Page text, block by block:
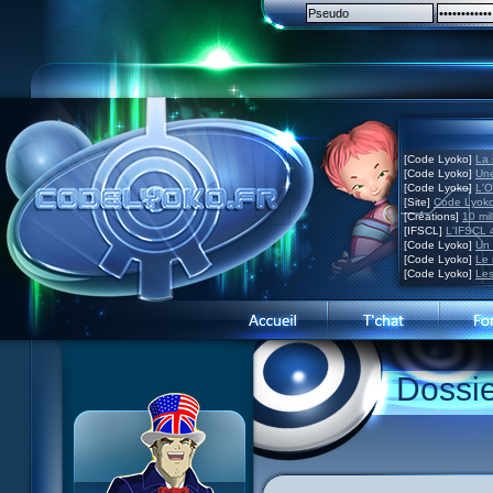
[Code Lyoko] La
[Code Lyoko]
[Code Lyoko]
[Site] Code
[Créations] 10
[IFSCL] L'IFSCL
[Code Lyoko] Un
[Code Lyoko] Le
[Code Lyoko]
Visite guidée
Inscription
Contact
Concours